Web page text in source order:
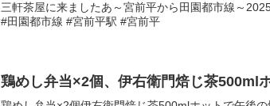
三軒茶屋に来ましたあ～宮前平から田園都市線～
#田園都市線 #宮前平駅 #宮前平
鶏めし弁当×2個、伊右衛門焙じ茶500ml